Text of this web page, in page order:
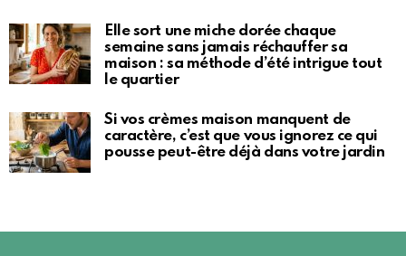
Elle sort une miche dorée chaque
semaine sans jamais réchauffer sa
maison : sa méthode d’été intrigue tout
le quartier
Si vos crèmes maison manquent de
caractère, c’est que vous ignorez ce qui
pousse peut-être déjà dans votre jardin